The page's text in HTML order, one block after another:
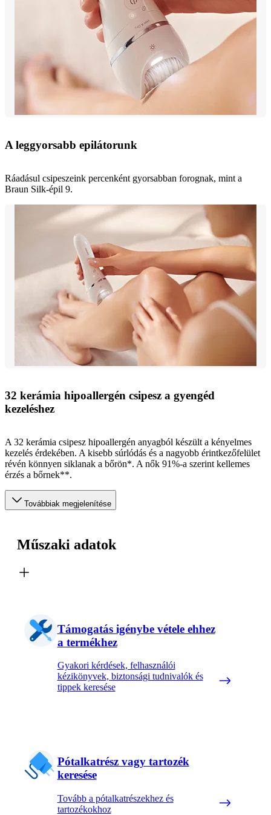
A leggyorsabb epilátorunk
Ráadásul csipeszeink percenként gyorsabban forognak, mint a
Braun Silk-épil 9.
32 kerámia hipoallergén csipesz a gyengéd
kezeléshez
A 32 kerámia csipesz hipoallergén anyagból készült a kényelmes
kezelés érdekében. A kisebb súrlódás és a nagyobb érintkezőfelület
révén könnyen siklanak a bőrön*. A nők 91%-a szerint kellemes
érzés a bőrnek**.
Továbbiak megjelenítése
Műszaki adatok
Támogatás igénybe vétele ehhez
a termékhez
Gyakori kérdések, felhasználói
kézikönyvek, biztonsági tudnivalók és
tippek keresése
Pótalkatrész vagy tartozék
keresése
Tovább a pótalkatrészekhez és
tartozékokhoz